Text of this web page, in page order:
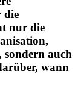
die
nur die
auch
wann